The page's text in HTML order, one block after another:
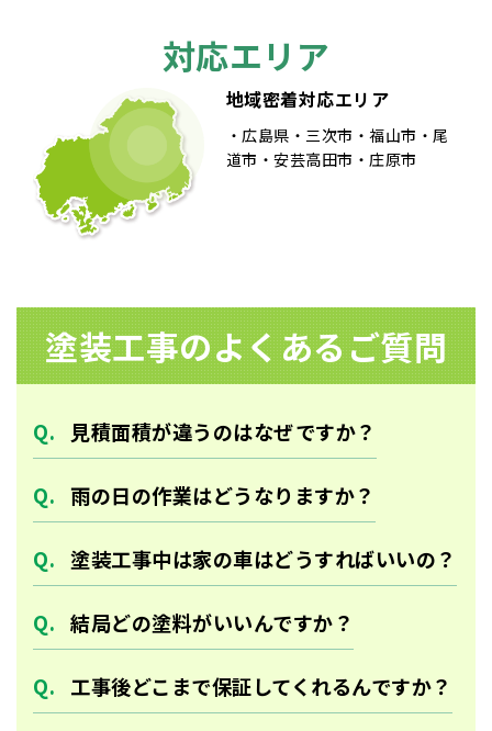
対応エリア
地域密着対応エリア
広島県 三次市 福山市
尾
道市
安芸高田市 庄原市
塗装⼯事のよくあるご質問
見積面積が違うのはなぜですか？
雨の日の作業はどうなりますか？
塗装工事中は家の車はどうすればいいの？
結局どの塗料がいいんですか？
工事後どこまで保証してくれるんですか？